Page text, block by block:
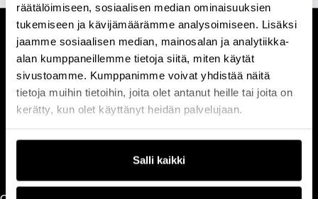
räätälöimiseen, sosiaalisen median ominaisuuksien
tukemiseen ja kävijämäärämme analysoimiseen. Lisäksi
jaamme sosiaalisen median, mainosalan ja analytiikka-
alan kumppaneillemme tietoja siitä, miten käytät
sivustoamme. Kumppanimme voivat yhdistää näitä
tietoja muihin tietoihin, joita olet antanut heille tai joita on
kerätty, kun olet käyttänyt heidän palvelujaan.
Salli kaikki
CUSTOMERCARE
Keilaranta 1 A, 02150 Espoo
+358 (0)20 780 6220
customerservice@professio.fi